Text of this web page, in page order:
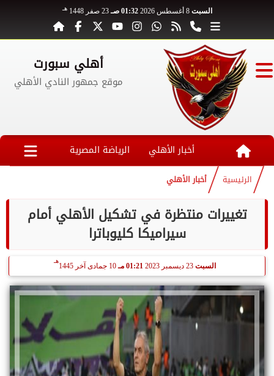
السبت 8 أغسطس 2026 01:32 صـ 23 صفر 1448 هـ
أهلي سبورت
موقع جمهور النادي الأهلي
أخبار الأهلي الرياضة المصرية
الرئيسية أخبار الأهلي
تغييرات منتظرة في تشكيل الأهلي أمام
سيراميكا كليوباترا
السبت 23 ديسمبر 2023 01:21 مـ 10 جمادى آخر 1445
هـ